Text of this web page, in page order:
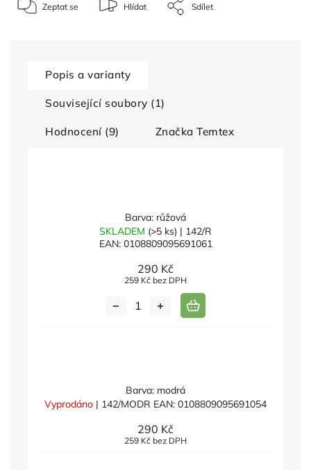
Zeptat se Hlídat Sdílet
Popis a varianty
Související soubory (1)
Hodnocení (9) Značka Temtex
Barva: růžová
SKLADEM (>5 ks) | 142/R
EAN: 0108809095691061
290 Kč
259 Kč bez DPH
Barva: modrá
Vyprodáno | 142/MODR EAN: 0108809095691054
290 Kč
259 Kč bez DPH